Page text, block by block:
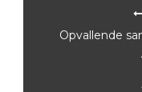
Opvallende